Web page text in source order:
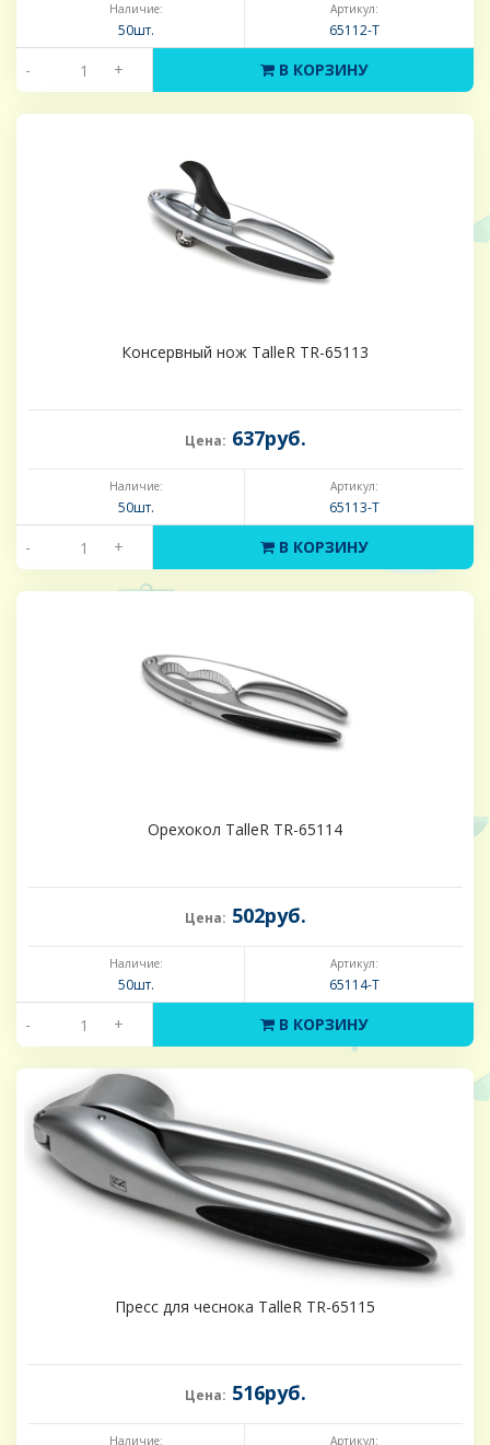
Наличие:
50шт.
Артикул:
65112-Т
- + В КОРЗИНУ
Консервный нож TalleR TR-65113
Цена: 637руб.
Наличие:
50шт.
Артикул:
65113-Т
- + В КОРЗИНУ
Орехокол TalleR TR-65114
Цена: 502руб.
Наличие:
50шт.
Артикул:
65114-Т
- + В КОРЗИНУ
Пресс для чеснока TalleR TR-65115
Цена: 516руб.
Наличие: Артикул: